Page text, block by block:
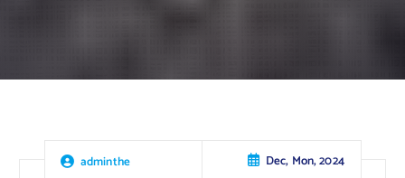
adminthe Dec, Mon, 2024